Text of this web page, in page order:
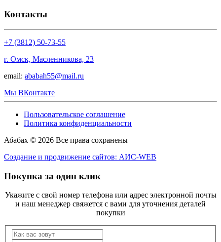
Контакты
+7 (3812) 50-73-55
г. Омск, Масленникова, 23
email: ababah55@mail.ru
Мы ВКонтакте
Пользовательское соглашение
Политика конфиденциальности
Абабах © 2026 Все права сохранены
Создание и продвижение сайтов: АИС-WEB
Покупка за один клик
Укажите с свой номер телефона или адрес электронной почты
и наш менеджер свяжется с вами для уточнения деталей
покупки